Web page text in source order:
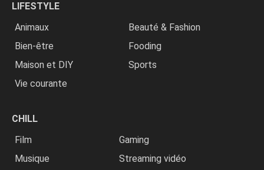
LIFESTYLE
Animaux
Beauté & Fashion
Bien-être
Fooding
Maison et DIY
Sports
Vie courante
CHILL
Film
Gaming
Musique
Streaming vidéo